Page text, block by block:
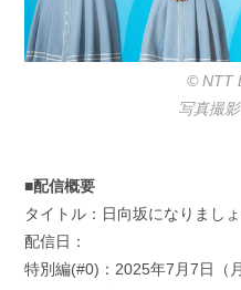
© NTT
写真撮
■配信概要
タイトル：日向坂になりまし
配信日：
特別編(#0)：2025年7月7日（